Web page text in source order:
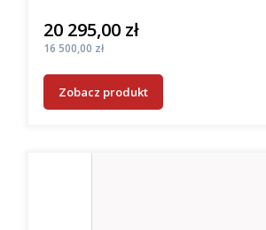
Cena
20 295,00 zł
Cena
16 500,00 zł
Zobacz produkt